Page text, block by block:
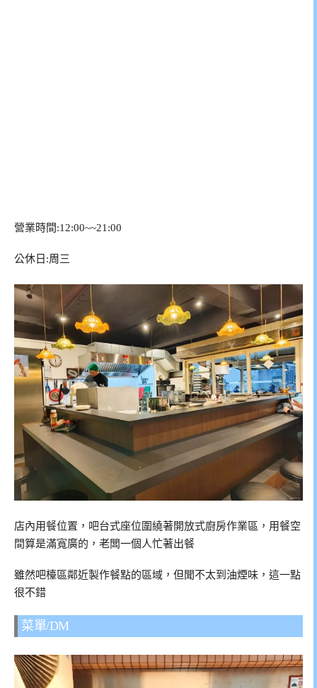
營業時間:12:00~~21:00
公休日:周三
店內用餐位置，吧台式座位圍繞著開放式廚房作業區，用餐空
間算是滿寬廣的，老闆一個人忙著出餐
雖然吧檯區鄰近製作餐點的區域，但聞不太到油煙味，這一點
很不錯
菜單/DM